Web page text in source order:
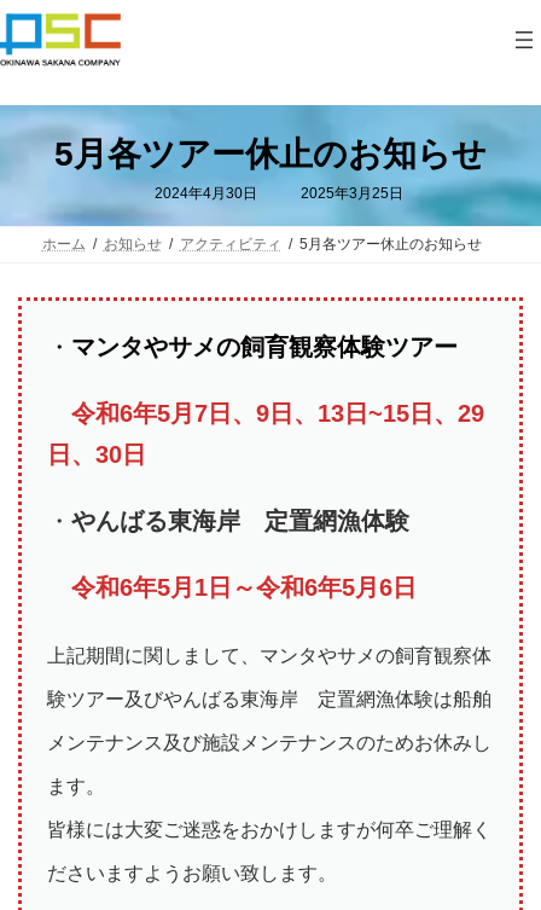
テ
へ
ッ
ゲ
ョ
移
5月各ツアー休止のお知らせ
2024年4月30日
最
新
日
2025年3月25日
ホーム お知らせ アクティビティ 5月各ツアー休止のお知らせ
・ マンタやサメの飼育観察体験ツアー
令和6年5月7日、9日、13日~15日、29
日、30日
・ やんばる東海岸 定置網漁体験
令和6年5月1日～令和6年5月6日
上記期間に関しまして、マンタやサメの飼育観察体
験ツアー及びやんばる東海岸 定置網漁体験は船舶
メンテナンス及び施設メンテナンスのためお休みし
ます。
皆様には大変ご迷惑をおかけしますが何卒ご理解く
ださいますようお願い致します。